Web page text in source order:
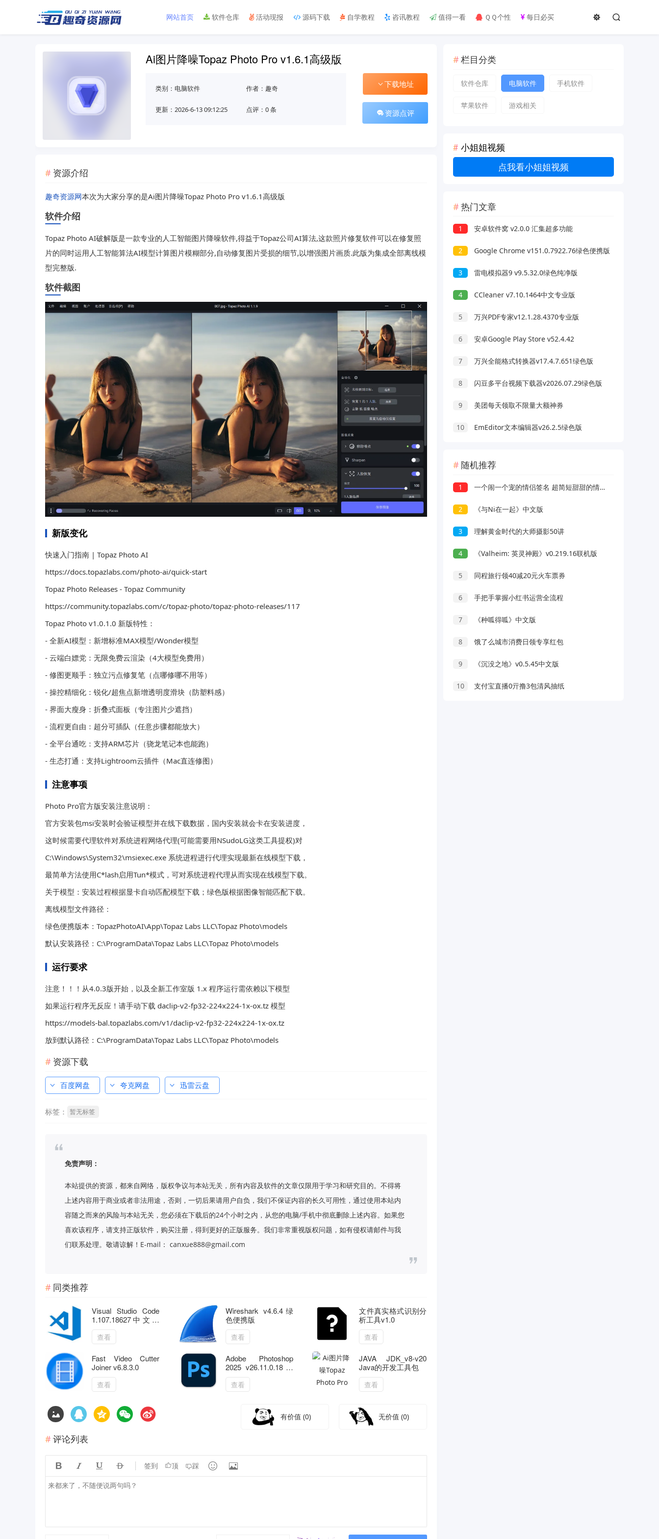
网站首页 软件仓库 活动现报 源码下载 自学教程 咨讯教程 值得一看 ＱＱ个性 每日必买
Ai图片降噪Topaz Photo Pro v1.6.1高级版
类别： 电脑软件 作者：趣奇
更新：2026-6-13 09:12:25 点评：0 条
下载地址
资源点评
资源介绍
趣奇资源网本次为大家分享的是Ai图片降噪Topaz Photo Pro v1.6.1高级版
软件介绍
Topaz Photo AI破解版是一款专业的人工智能图片降噪软件,得益于Topaz公司AI算法,这款照片修复软件可以在修复照
片的同时运用人工智能算法AI模型计算图片模糊部分,自动修复图片受损的细节,以增强图片画质.此版为集成全部离线模
型完整版.
软件截图
新版变化
快速入门指南 | Topaz Photo AI
https://docs.topazlabs.com/photo-ai/quick-start
Topaz Photo Releases - Topaz Community
https://community.topazlabs.com/c/topaz-photo/topaz-photo-releases/117
Topaz Photo v1.0.1.0 新版特性：
- 全新AI模型：新增标准MAX模型/Wonder模型
- 云端白嫖党：无限免费云渲染（4大模型免费用）
- 修图更顺手：独立污点修复笔（点哪修哪不用等）
- 操控精细化：锐化/超焦点新增透明度滑块（防塑料感）
- 界面大瘦身：折叠式面板（专注图片少遮挡）
- 流程更自由：超分可插队（任意步骤都能放大）
- 全平台通吃：支持ARM芯片（骁龙笔记本也能跑）
- 生态打通：支持Lightroom云插件（Mac直连修图）
注意事项
Photo Pro官方版安装注意说明：
官方安装包msi安装时会验证模型并在线下载数据，国内安装就会卡在安装进度，
这时候需要代理软件对系统进程网络代理(可能需要用NSudoLG这类工具提权)对
C:\Windows\System32\msiexec.exe 系统进程进行代理实现最新在线模型下载，
最简单方法使用C*lash启用Tun*模式，可对系统进程代理从而实现在线模型下载。
关于模型：安装过程根据显卡自动匹配模型下载；绿色版根据图像智能匹配下载。
离线模型文件路径：
绿色便携版本：TopazPhotoAI\App\Topaz Labs LLC\Topaz Photo\models
默认安装路径：C:\ProgramData\Topaz Labs LLC\Topaz Photo\models
运行要求
注意！！！从4.0.3版开始，以及全新工作室版 1.x 程序运行需依赖以下模型
如果运行程序无反应！请手动下载 daclip-v2-fp32-224x224-1x-ox.tz 模型
https://models-bal.topazlabs.com/v1/daclip-v2-fp32-224x224-1x-ox.tz
放到默认路径：C:\ProgramData\Topaz Labs LLC\Topaz Photo\models
资源下载
百度网盘 夸克网盘 迅雷云盘
标签： 暂无标签
免责声明：
本站提供的资源，都来自网络，版权争议与本站无关，所有内容及软件的文章仅限用于学习和研究目的。不得将
上述内容用于商业或者非法用途，否则，一切后果请用户自负，我们不保证内容的长久可用性，通过使用本站内
容随之而来的风险与本站无关，您必须在下载后的24个小时之内，从您的电脑/手机中彻底删除上述内容。如果您
喜欢该程序，请支持正版软件，购买注册，得到更好的正版服务。我们非常重视版权问题，如有侵权请邮件与我
们联系处理。敬请谅解！E-mail： canxue888@gmail.com
同类推荐
Visual Studio Code
1.107.18627中文绿
色版
查看
Wireshark v4.6.4绿
色便携版
查看
文件真实格式识别分
析工具v1.0
查看
Fast Video Cutter
Joiner v6.8.3.0
查看
Adobe Photoshop
2025 v26.11.0.18特
别版
查看
JAVA JDK_v8-v20
Java的开发工具包
查看
有价值(0) 无价值(0)
评论列表
    签到 顶 踩  
栏目分类
软件仓库 电脑软件 手机软件
苹果软件 游戏相关
小姐姐视频
点我看小姐姐视频
热门文章
1 安卓软件窝 v2.0.0 汇集超多功能
2 Google Chrome v151.0.7922.76绿色便携版
3 雷电模拟器9 v9.5.32.0绿色纯净版
4 CCleaner v7.10.1464中文专业版
5 万兴PDF专家v12.1.28.4370专业版
6 安卓Google Play Store v52.4.42
7 万兴全能格式转换器v17.4.7.651绿色版
8 闪豆多平台视频下载器v2026.07.29绿色版
9 美团每天领取不限量大额神券
10 EmEditor文本编辑器v26.2.5绿色版
随机推荐
1 一个闹一个宠的情侣签名 超简短甜甜的情侣签名
2 《与Ni在一起》中文版
3 理解黄金时代的大师摄影50讲
4 《Valheim: 英灵神殿》v0.219.16联机版
5 同程旅行领40减20元火车票券
6 手把手掌握小红书运营全流程
7 《种呱得呱》中文版
8 饿了么城市消费日领专享红包
9 《沉没之地》v0.5.45中文版
10 支付宝直播0亓撸3包清风抽纸